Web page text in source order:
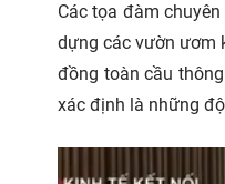
Các tọa đàm
dựng các vườn ươm
đồng toàn cầu
xác định là những